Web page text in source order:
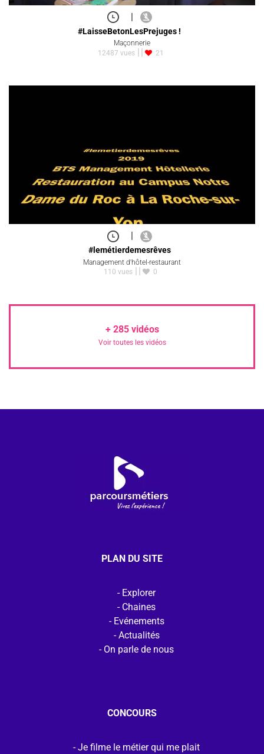
|
#LaisseBetonLesPrejuges !
Maçonnerie
12487 vues
21
#lemétierdemesrêves
Management d'hôtel-restaurant
110 vues
0
+ 285vidéos
Voir toutes les vidéos
PLAN DU SITE
Explorer
Chaines
Evénements
Actualités
On parle de nous
CONCOURS
Je filme le métier qui me plait